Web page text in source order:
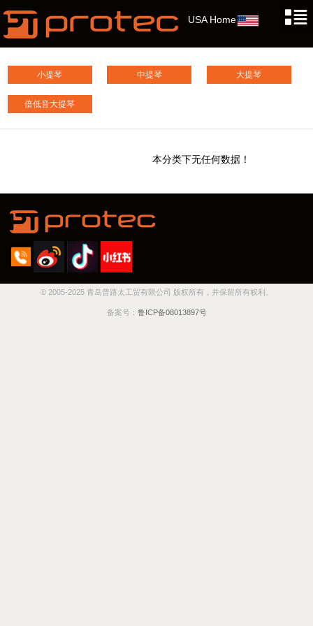
USA Home
小提琴 中提琴 大提琴
倍低音大提琴
本分类下无任何数据！
© 2005-2025 青岛普路太工贸有限公司 版权所有，并保留所有权利。
备案号： 鲁ICP备08013897号